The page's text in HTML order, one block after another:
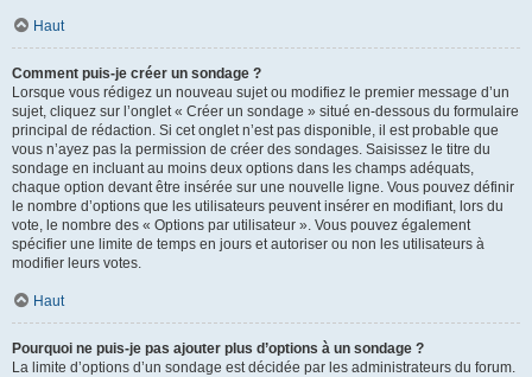
Haut
Comment puis-je créer un sondage ?
Lorsque vous rédigez un nouveau sujet ou modifiez le premier message d’un
sujet, cliquez sur l’onglet « Créer un sondage » situé en-dessous du formulaire
principal de rédaction. Si cet onglet n’est pas disponible, il est probable que
vous n’ayez pas la permission de créer des sondages. Saisissez le titre du
sondage en incluant au moins deux options dans les champs adéquats,
chaque option devant être insérée sur une nouvelle ligne. Vous pouvez définir
le nombre d’options que les utilisateurs peuvent insérer en modifiant, lors du
vote, le nombre des « Options par utilisateur ». Vous pouvez également
spécifier une limite de temps en jours et autoriser ou non les utilisateurs à
modifier leurs votes.
Haut
Pourquoi ne puis-je pas ajouter plus d’options à un sondage ?
La limite d’options d’un sondage est décidée par les administrateurs du forum.